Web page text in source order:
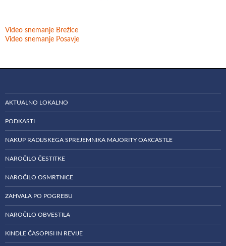
Video snemanje Brežice
Video snemanje Posavje
AKTUALNO LOKALNO
PODKASTI
NAKUP RADIJSKEGA SPREJEMNIKA MAJORITY OAKCASTLE
NAROČILO ČESTITKE
NAROČILO OSMRTNICE
ZAHVALA PO POGREBU
NAROČILO OBVESTILA
KINDLE ČASOPISI IN REVIJE